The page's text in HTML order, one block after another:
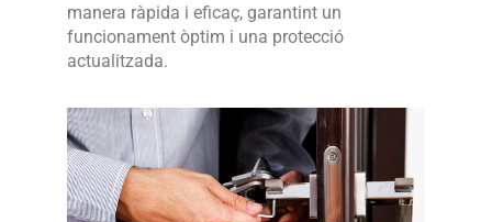
manera ràpida i eficaç, garantint un
funcionament òptim i una protecció
actualitzada.